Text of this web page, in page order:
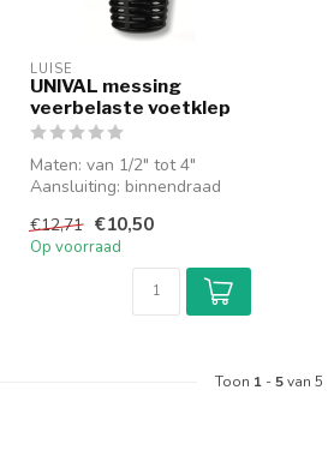
LUISE
UNIVAL messing
veerbelaste voetklep
Maten: van 1/2" tot 4"
Aansluiting: binnendraad
perfe...
€12,71 €10,50
Op voorraad
Toon 1 -5van 5